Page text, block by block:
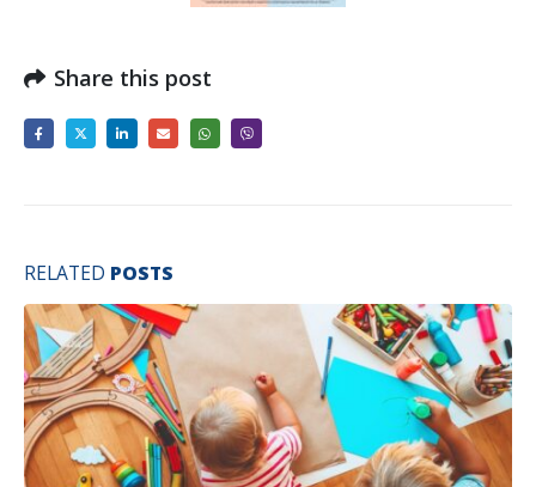
Share this post
RELATED POSTS